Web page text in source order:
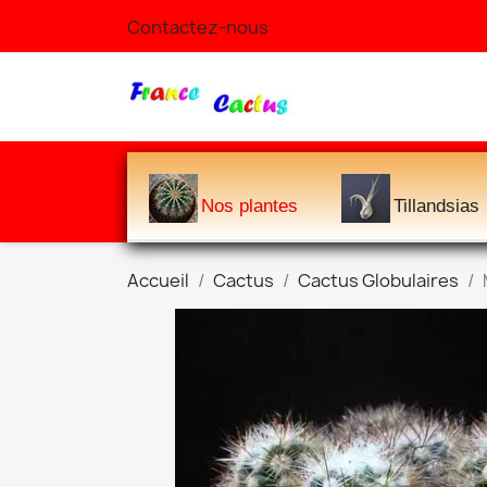
Contactez-nous
Nos plantes Tillandsias
Accueil Cactus Cactus Globulaires